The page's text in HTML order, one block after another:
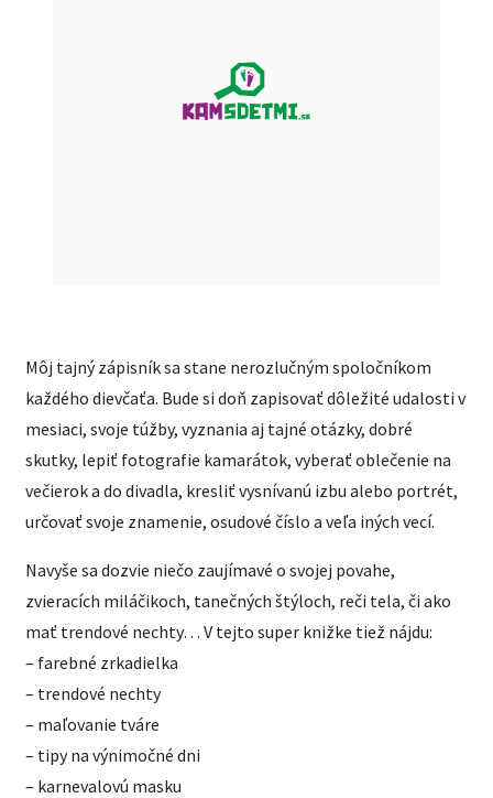
Môj tajný zápisník sa stane nerozlučným spoločníkom
každého dievčaťa. Bude si doň zapisovať dôležité udalosti v
mesiaci, svoje túžby, vyznania aj tajné otázky, dobré
skutky, lepiť fotografie kamarátok, vyberať oblečenie na
večierok a do divadla, kresliť vysnívanú izbu alebo portrét,
určovať svoje znamenie, osudové číslo a veľa iných vecí.
Navyše sa dozvie niečo zaujímavé o svojej povahe,
zvieracích miláčikoch, tanečných štýloch, reči tela, či ako
mať trendové nechty… V tejto super knižke tiež nájdu:
– farebné zrkadielka
– trendové nechty
– maľovanie tváre
– tipy na výnimočné dni
– karnevalovú masku